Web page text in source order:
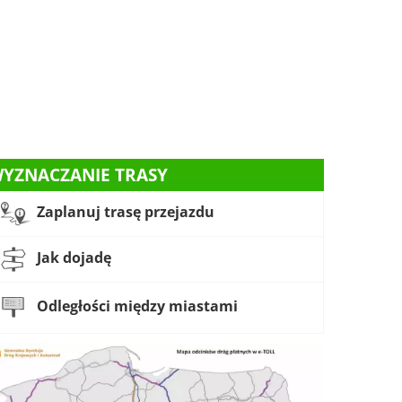
TRASY
Zaplanuj trasę przejazdu
Jak dojadę
Odległości między miastami